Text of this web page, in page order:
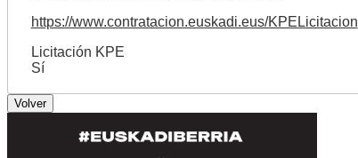
https://www.contratacion.euskadi.eus/KPELicitacion
Licitación KPE
Sí